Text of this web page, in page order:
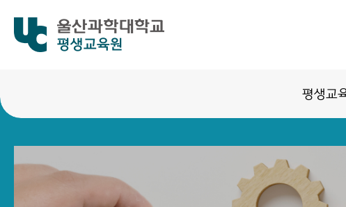
평생교육원
평생교